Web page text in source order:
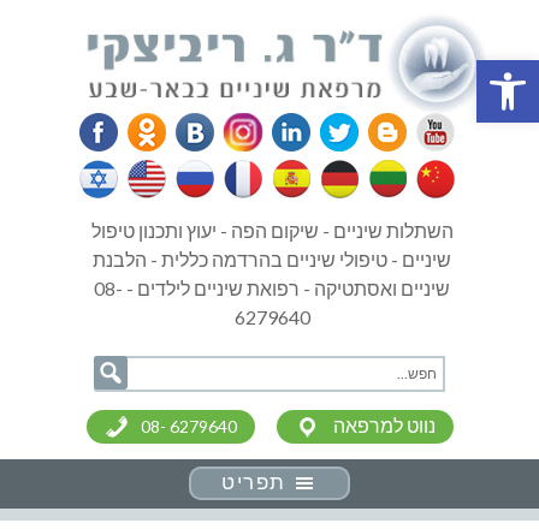
פתח סרגל נגישות
השתלות שיניים - שיקום הפה - יעוץ ותכנון טיפול
שיניים - טיפולי שיניים בהרדמה כללית - הלבנת
שיניים ואסתטיקה - רפואת שיניים לילדים - 08-
6279640
08- 6279640 נווט למרפאה
תפריט